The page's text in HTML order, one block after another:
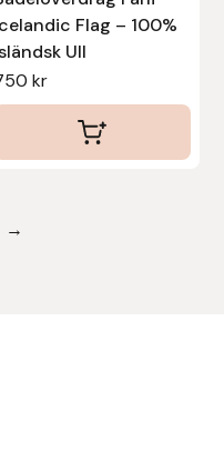
Flag – 100%
Ull
kr
→